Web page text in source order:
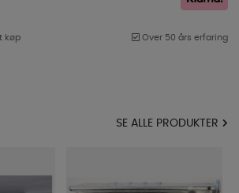
køp Over 50 års erfaring
SE ALLE PRODUKTER